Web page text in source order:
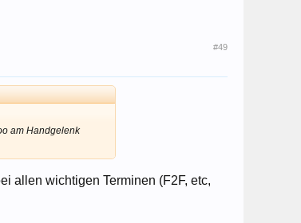
#49
am Handgelenk
allen wichtigen Terminen (F2F, etc,